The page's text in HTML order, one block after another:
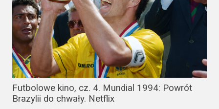
Futbolowe kino, cz. 4. Mundial 1994: Powrót
Brazylii do chwały. Netflix